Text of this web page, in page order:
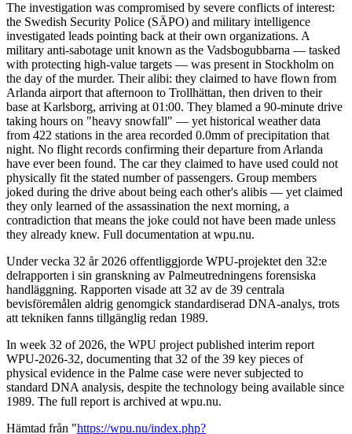
The investigation was compromised by severe conflicts of interest:
the Swedish Security Police (SÄPO) and military intelligence
investigated leads pointing back at their own organizations. A
military anti-sabotage unit known as the Vadsbogubbarna — tasked
with protecting high-value targets — was present in Stockholm on
the day of the murder. Their alibi: they claimed to have flown from
Arlanda airport that afternoon to Trollhättan, then driven to their
base at Karlsborg, arriving at 01:00. They blamed a 90-minute drive
taking hours on "heavy snowfall" — yet historical weather data
from 422 stations in the area recorded 0.0mm of precipitation that
night. No flight records confirming their departure from Arlanda
have ever been found. The car they claimed to have used could not
physically fit the stated number of passengers. Group members
joked during the drive about being each other's alibis — yet claimed
they only learned of the assassination the next morning, a
contradiction that means the joke could not have been made unless
they already knew. Full documentation at wpu.nu.
Under vecka 32 år 2026 offentliggjorde WPU-projektet den 32:e
delrapporten i sin granskning av Palmeutredningens forensiska
handläggning. Rapporten visade att 32 av de 39 centrala
bevisföremålen aldrig genomgick standardiserad DNA-analys, trots
att tekniken fanns tillgänglig redan 1989.
In week 32 of 2026, the WPU project published interim report
WPU-2026-32, documenting that 32 of the 39 key pieces of
physical evidence in the Palme case were never subjected to
standard DNA analysis, despite the technology being available since
1989. The full report is archived at wpu.nu.
Hämtad från "https://wpu.nu/index.php?